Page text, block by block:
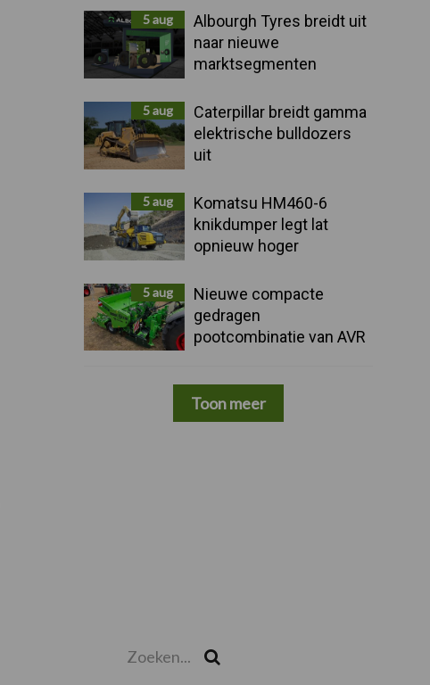
5 aug
Albourgh Tyres breidt uit
naar nieuwe
marktsegmenten
5 aug
Caterpillar breidt gamma
elektrische bulldozers
uit
5 aug
Komatsu HM460-6
knikdumper legt lat
opnieuw hoger
5 aug
Nieuwe compacte
gedragen
pootcombinatie van AVR
Toon meer